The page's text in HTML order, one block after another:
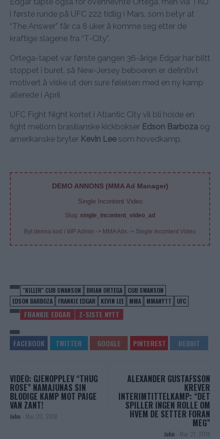
i første runde på UFC 222 tidlig i Mars, som betyr at
“The Answer” får ca 8 uker å komme seg etter de
kraftige slagene fra “T-City”.
Ortega-tapet var første gangen 36-årige Edgar har blitt
stoppet i buret, så New-Jersey beboeren er definitivt
motivert å viske ut den sure følelsen med en ny kamp
allerede i April
UFC Fight Night kortet i Atlantic City vil bli holde en
fight mellom brasilianske kickbokser Edson Barboza og
amerikanske bryter Kevin Leesom hovedkamp.
DEMO ANNONS (MMA Ad Manager)
Single Incontent Video
Slug: single_incontent_video_ad
Byt denna kod i WP Admin -> MMA Ads -> Single Incontent Video
"KILLER" CUB SWANSON BRIAN ORTEGA
CUB SWANSON
EDSON BARBOZA
FRANKIE EDGAR KEVIN LEE MMA MMANYTT UFC
FRANKIE EDGAR Z-SISTE NYTT
VIDEO: GJENOPPLEV “THUG
ROSE” NAMAJUNAS SIN
BLODIGE KAMP MOT PAIGE
VAN ZANT!
John - Mar 20, 2018
ALEXANDER GUSTAFSSON
KREVER
INTERIMTITTELKAMP: “DET
SPILLER INGEN ROLLE OM
HVEM DE SETTER FORAN
MEG”
John - Mar 21, 2018